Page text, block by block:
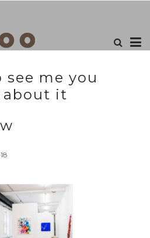
see me you
it